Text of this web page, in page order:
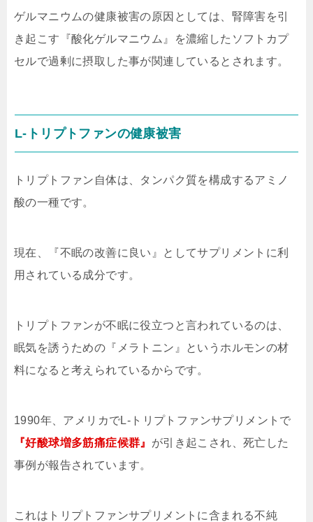
ゲルマニウムの健康被害の原因としては、腎障害を引
き起こす『酸化ゲルマニウム』を濃縮したソフトカプ
セルで過剰に摂取した事が関連しているとされます。
L-トリプトファンの健康被害
トリプトファン自体は、タンパク質を構成するアミノ
酸の一種です。
現在、『不眠の改善に良い』としてサプリメントに利
用されている成分です。
トリプトファンが不眠に役立つと言われているのは、
眠気を誘うための『メラトニン』というホルモンの材
料になると考えられているからです。
1990年、アメリカでL-トリプトファンサプリメントで
『好酸球増多筋痛症候群』 が引き起こされ、死亡した
事例が報告されています。
これはトリプトファンサプリメントに含まれる不純